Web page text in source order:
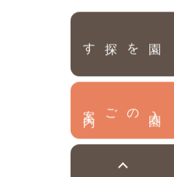
園を探す